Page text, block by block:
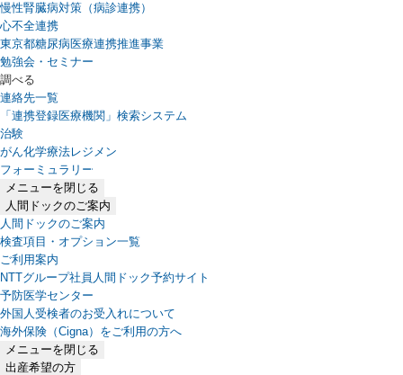
慢性腎臓病対策（病診連携）
心不全連携
東京都糖尿病医療連携推進事業
勉強会・セミナー
調べる
連絡先一覧
「連携登録医療機関」検索システム
（新しいタブで開きます）
治験
がん化学療法レジメン
フォーミュラリー
（PDFファイル、新しいタブで開きます）
メニューを閉じる
人間ドックのご案内
人間ドックのご案内
検査項目・オプション一覧
ご利用案内
NTTグループ社員人間ドック予約サイト
予防医学センター
外国人受検者のお受入れについて
海外保険（Cigna）をご利用の方へ
メニューを閉じる
出産希望の方